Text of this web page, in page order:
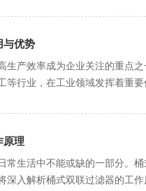
与优势
产效率成为企业关注的重点
行业，在工业领域发挥着重
原理
常生活中不能或缺的一部分。
入解析桶式双联过滤器的工